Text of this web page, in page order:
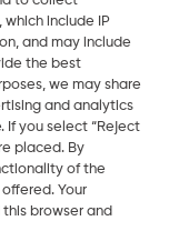
να είναι
δικαιώματος
Αλλαγή περιοχής
include IP
and may include
the best
we may share
and analytics
If you select “Reject
placed. By
of the
Your
browser and